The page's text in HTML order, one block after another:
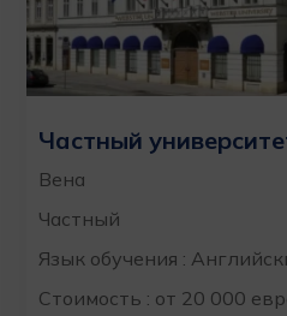
Частный
Вена
Частный
Язык обучения :
Стоимость : от 20 000